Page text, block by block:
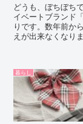
どうも、ぼちぼち
イベートブランド
りです。数年前か
えが出来なくなり
暮らし